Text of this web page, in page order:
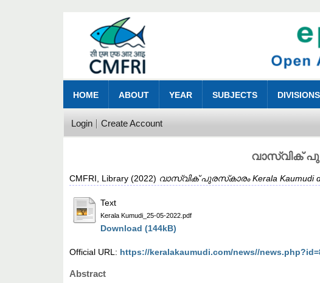
HOME ABOUT YEAR SUBJECTS DIVISIONS
Login Create Account
വാസ്‌വിക്
CMFRI, Library (2022) വാസ്‌വിക് പുരസ്‌കാരം Kerala Kaumudi
Text
Kerala Kumudi_25-05-2022.pdf
Download (144kB)
Official URL: https://keralakaumudi.com/news//
Abstract